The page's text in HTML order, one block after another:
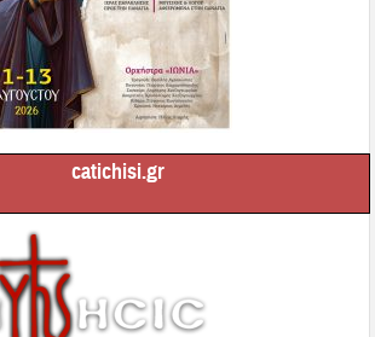
catichisi.gr